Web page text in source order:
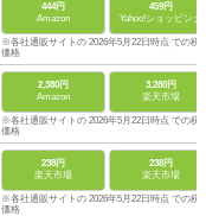
444円
Amazon
459円
Yahoo!ショッピング
※各社通販サイトの 2026年5月22日時点 での税
価格
2,380円
Amazon
3,280円
楽天市場
※各社通販サイトの 2026年5月22日時点 での税
価格
238円
楽天市場
238円
楽天市場
※各社通販サイトの 2026年5月22日時点 での税
価格